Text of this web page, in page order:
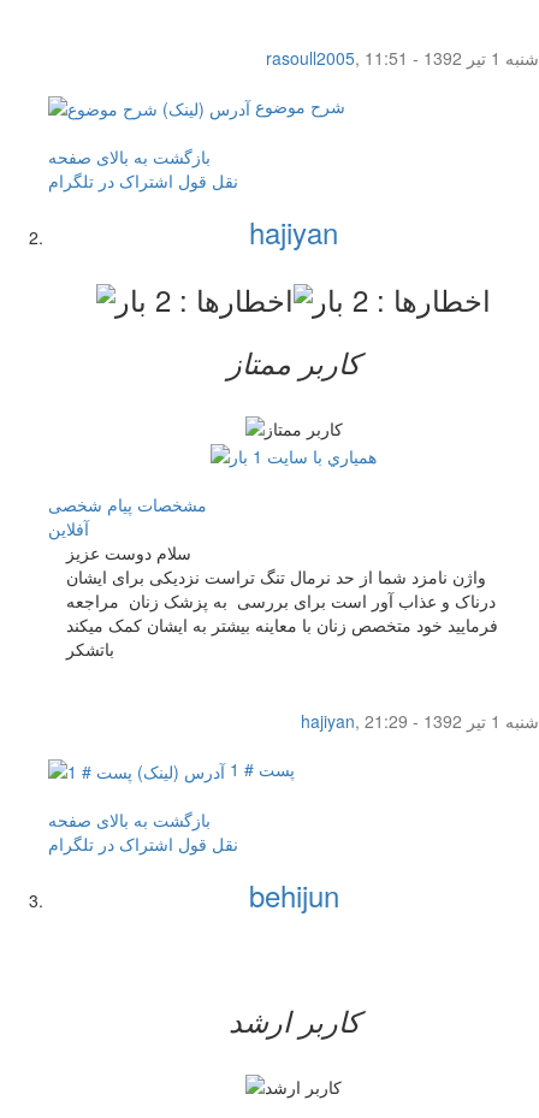
rasoull2005,
شنبه 1 تیر 1392 - 11:51
شرح موضوع
بازگشت به بالای صفحه
نقل قول اشتراک در تلگرام
hajiyan
کاربر ممتاز
مشخصات پیام شخصی
آفلاين
سلام دوست عزیز
واژن نامزد شما از حد نرمال تنگ تراست نزدیکی برای ایشان
درناک و عذاب آور است برای بررسی به پزشک زنان مراجعه
فرمایید خود متخصص زنان با معاینه بیشتر به ایشان کمک میکند
باتشکر
hajiyan,
شنبه 1 تیر 1392 - 21:29
پست # 1
بازگشت به بالای صفحه
نقل قول اشتراک در تلگرام
behijun
کاربر ارشد